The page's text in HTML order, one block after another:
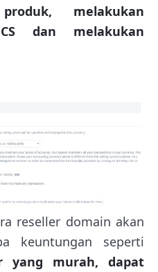
melakukan
dan melakukan
reseller domain akan
keuntungan seperti
yang murah, dapat